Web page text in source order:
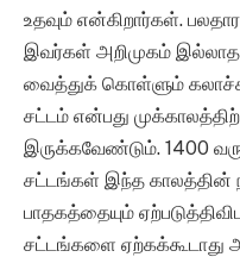
உதவும் என்கிறார்கள்.
இவர்கள் அறிமுகம் இல்லாத
வைத்துக் கொள்ளும்
சட்டம் என்பது
இருக்கவேண்டும். 1400
சட்டங்கள் இந்த காலத்தின்
பாதகத்தையும்
சட்டங்களை ஏற்கக்கூடாது